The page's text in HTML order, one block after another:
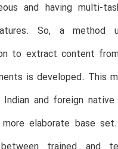
and having multi-
So, a method
to extract content
is developed. This
and foreign native
elaborate base